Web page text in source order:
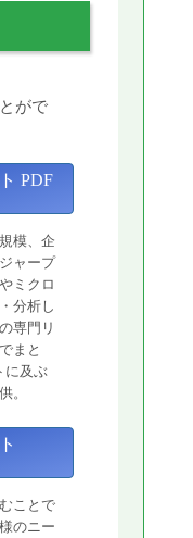
がで
PDF
模、企
ャープ
ミクロ
分析し
専門リ
まと
に及ぶ
。
ことで
のニー